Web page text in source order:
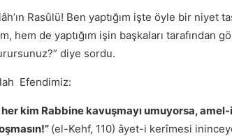
Rasûlü! Ben yaptığım işte öyle bir niyet
hem de yaptığım işin başkaları
diye sordu.
Efendimiz:
her kim Rabbine kavuşmayı umuyorsa,
(el-Kehf, 110) âyet-i kerîmesi